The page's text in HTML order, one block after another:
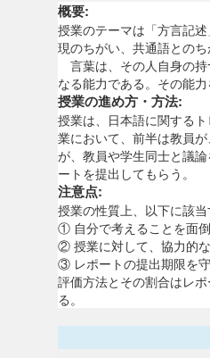
概要:
授業のテーマは「方言記
現のちがい、共通語との
言葉は、その人自身の
なる能力である。その能
授業の進め方・方法:
授業は、日本語に関する
業において、前半は教員
が、教員や学生同士と議
ートを提出してもらう。
注意点:
授業の性質上、以下に該
① 自分で考えることを面
② 授業に対して、協力的
③ レポートの提出期限を
評価方法とその割合はレ
る。